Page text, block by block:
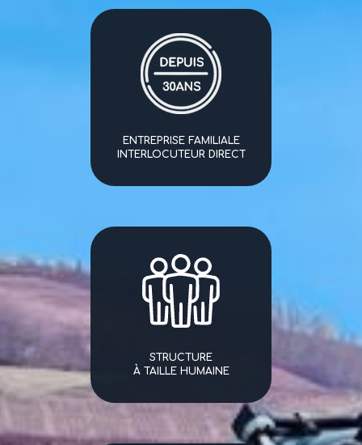
ENTREPRISE FAMILIALE
INTERLOCUTEUR DIRECT
STRUCTURE
À TAILLE HUMAINE